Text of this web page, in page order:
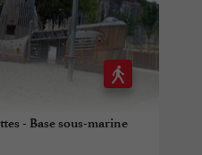
- Base sous-marine